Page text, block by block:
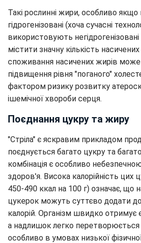
Такі рослинні жири, особливо якщо
гідрогенізовані (хоча сучасні
використовують
містити значну кількість
споживання насичених жирів
підвищення рівня "поганого"
фактором ризику розвитку
ішемічної хвороби серця.
Поєднання цукру та жиру
"Стріла" є яскравим прикладом
поєднується багато цукру та
комбінація є особливо
здоров'я. Висока калорійність цих
450-490 ккал на 100 г) означає, що
цукерок можуть суттєво додати
калорій. Організм швидко отримує
а надлишок легко перетворюється
особливо в умовах низької